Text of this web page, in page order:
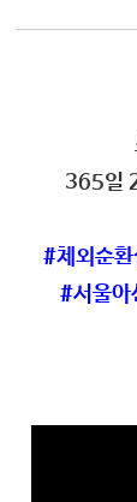
365일
#체외순
#서울아